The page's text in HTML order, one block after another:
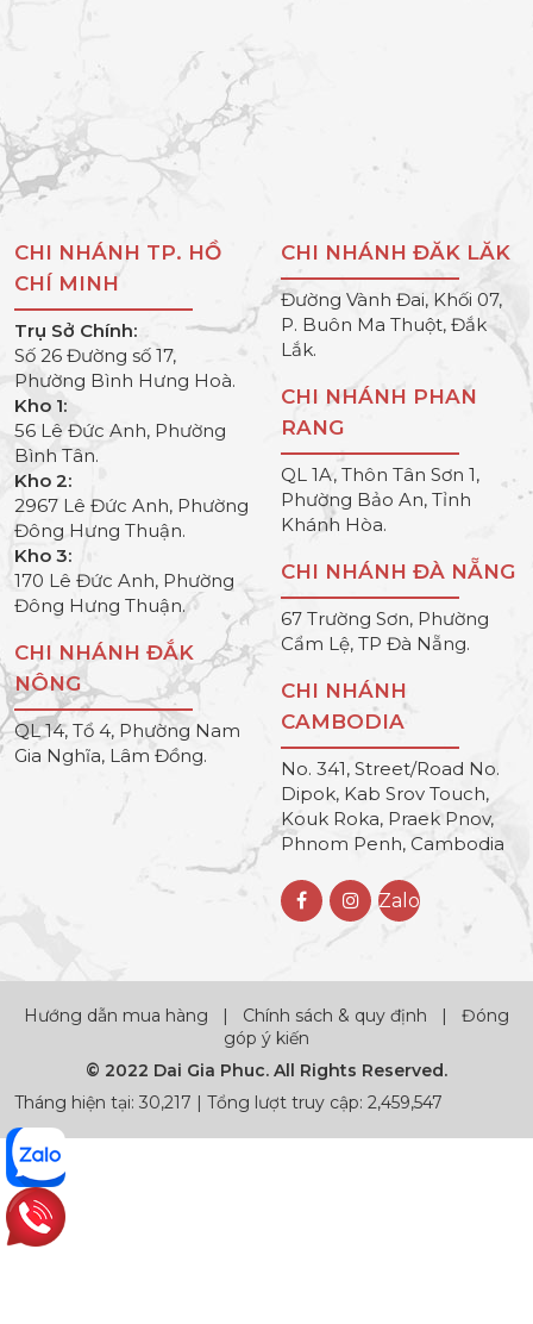
CHI NHÁNH TP. HỒ
CHÍ MINH
Trụ Sở Chính:
Số 26 Đường số 17,
Phường Bình Hưng Hoà.
Kho 1:
56 Lê Đức Anh, Phường
Bình Tân.
Kho 2:
2967 Lê Đức Anh, Phường
Đông Hưng Thuận.
Kho 3:
170 Lê Đức Anh, Phường
Đông Hưng Thuận.
CHI NHÁNH ĐẮK
NÔNG
QL 14, Tổ 4, Phường Nam
Gia Nghĩa, Lâm Đồng.
CHI NHÁNH ĐĂK LĂK
Đường Vành Đai, Khối 07,
P. Buôn Ma Thuột, Đắk
Lắk.
CHI NHÁNH PHAN
RANG
QL 1A, Thôn Tân Sơn 1,
Phường Bảo An, Tỉnh
Khánh Hòa.
CHI NHÁNH ĐÀ NẴNG
67 Trường Sơn, Phường
Cẩm Lệ, TP Đà Nẵng.
CHI NHÁNH
CAMBODIA
No. 341, Street/Road No.
Dipok, Kab Srov Touch,
Kouk Roka, Praek Pnov,
Phnom Penh, Cambodia
Zalo
Hướng dẫn mua hàng Chính sách & quy định
Đóng
góp ý kiến
© 2022 Dai Gia Phuc. All Rights Reserved.
Tháng hiện tại: 30,217 | Tổng lượt truy cập: 2,459,547